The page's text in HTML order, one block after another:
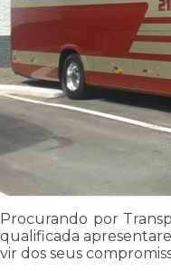
Procurando por
qualificada
vir dos seus